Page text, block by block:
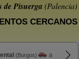
de Pisuerga (Palencia)
CERCANOS
(Burgos)
a